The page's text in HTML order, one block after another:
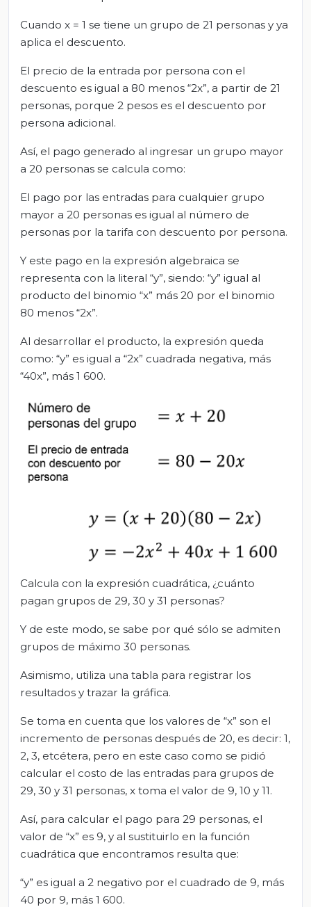
Cuando x = 1 se tiene un grupo de 21 personas y ya
aplica el descuento.
El precio de la entrada por persona con el
descuento es igual a 80 menos “2x”, a partir de 21
personas, porque 2 pesos es el descuento por
persona adicional.
Así, el pago generado al ingresar un grupo mayor
a 20 personas se calcula como:
El pago por las entradas para cualquier grupo
mayor a 20 personas es igual al número de
personas por la tarifa con descuento por persona.
Y este pago en la expresión algebraica se
representa con la literal “y”, siendo: “y” igual al
producto del binomio “x” más 20 por el binomio
80 menos “2x”.
Al desarrollar el producto, la expresión queda
como: “y” es igual a “2x” cuadrada negativa, más
“40x”, más 1 600.
Calcula con la expresión cuadrática, ¿cuánto
pagan grupos de 29, 30 y 31 personas?
Y de este modo, se sabe por qué sólo se admiten
grupos de máximo 30 personas.
Asimismo, utiliza una tabla para registrar los
resultados y trazar la gráfica.
Se toma en cuenta que los valores de “x” son el
incremento de personas después de 20, es decir: 1,
2, 3, etcétera, pero en este caso como se pidió
calcular el costo de las entradas para grupos de
29, 30 y 31 personas, x toma el valor de 9, 10 y 11.
Así, para calcular el pago para 29 personas, el
valor de “x” es 9, y al sustituirlo en la función
cuadrática que encontramos resulta que:
“y” es igual a 2 negativo por el cuadrado de 9, más
40 por 9, más 1 600.